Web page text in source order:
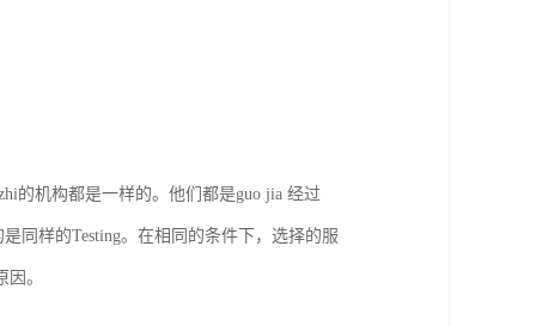
的机构都是一样的。他们都是guo jia 经过
同样的Testing。在相同的条件下，选择的服
。